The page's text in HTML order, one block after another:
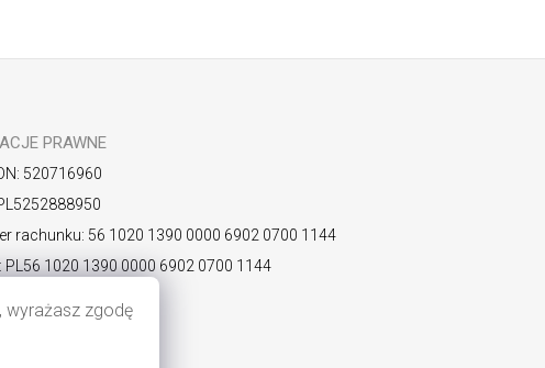
wyrażasz zgodę
PRAWNE
520716960
rachunku: 56 1020 1390 0000 6902 0700 1144
PL56 1020 1390 0000 6902 0700 1144